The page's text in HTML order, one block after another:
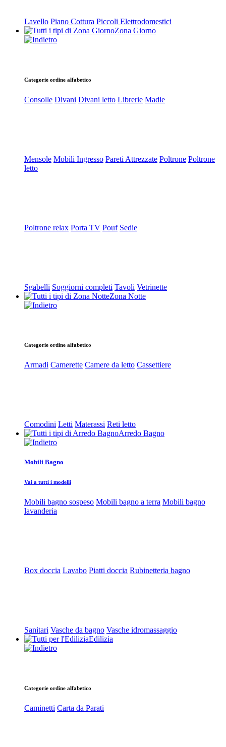
Lavello Piano Cottura Piccoli Elettrodomestici
Zona Giorno
Categorie ordine alfabetico
Consolle Divani Divani letto Librerie Madie
Mensole Mobili Ingresso Pareti Attrezzate Poltrone Poltrone
letto
Poltrone relax Porta TV Pouf Sedie
Sgabelli Soggiorni completi Tavoli Vetrinette
Zona Notte
Categorie ordine alfabetico
Armadi Camerette Camere da letto Cassettiere
Comodini Letti Materassi Reti letto
Arredo Bagno
Mobili Bagno
Vai a tutti i modelli
Mobili bagno sospeso Mobili bagno a terra Mobili bagno
lavanderia
Box doccia Lavabo Piatti doccia Rubinetteria bagno
Sanitari Vasche da bagno Vasche idromassaggio
Edilizia
Categorie ordine alfabetico
Caminetti Carta da Parati